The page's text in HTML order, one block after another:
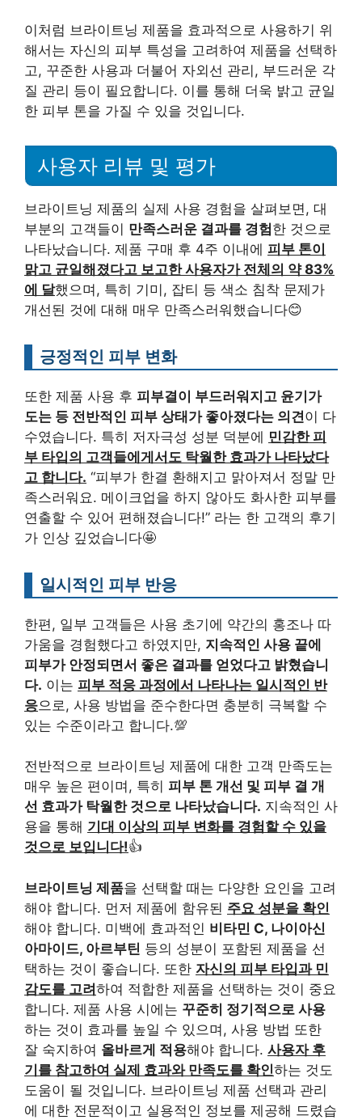
이처럼 브라이트닝 제품을 효과적으로 사용하기 위
해서는 자신의 피부 특성을 고려하여 제품을 선택하
고, 꾸준한 사용과 더불어 자외선 관리, 부드러운 각
질 관리 등이 필요합니다. 이를 통해 더욱 밝고 균일
한 피부 톤을 가질 수 있을 것입니다.
사용자 리뷰 및 평가
브라이트닝 제품의 실제 사용 경험을 살펴보면, 대
부분의 고객들이 만족스러운 결과를 경험한 것으로
나타났습니다. 제품 구매 후 4주 이내에 피부 톤이
맑고 균일해졌다고 보고한 사용자가 전체의 약 83%
에 달했으며, 특히 기미, 잡티 등 색소 침착 문제가
개선된 것에 대해 매우 만족스러워했습니다😊
긍정적인 피부 변화
또한 제품 사용 후 피부결이 부드러워지고 윤기가
도는 등 전반적인 피부 상태가 좋아졌다는 의견이 다
수였습니다. 특히 저자극성 성분 덕분에 민감한 피
부 타입의 고객들에게서도 탁월한 효과가 나타났다
고 합니다. “피부가 한결 환해지고 맑아져서 정말 만
족스러워요. 메이크업을 하지 않아도 화사한 피부를
연출할 수 있어 편해졌습니다!” 라는 한 고객의 후기
가 인상 깊었습니다🤩
일시적인 피부 반응
한편, 일부 고객들은 사용 초기에 약간의 홍조나 따
가움을 경험했다고 하였지만, 지속적인 사용 끝에
피부가 안정되면서 좋은 결과를 얻었다고 밝혔습니
다. 이는 피부 적응 과정에서 나타나는 일시적인 반
응으로, 사용 방법을 준수한다면 충분히 극복할 수
있는 수준이라고 합니다.💯
전반적으로 브라이트닝 제품에 대한 고객 만족도는
매우 높은 편이며, 특히 피부 톤 개선 및 피부 결 개
선 효과가 탁월한 것으로 나타났습니다. 지속적인 사
용을 통해 기대 이상의 피부 변화를 경험할 수 있을
것으로 보입니다!👍
브라이트닝 제품을 선택할 때는 다양한 요인을 고려
해야 합니다. 먼저 제품에 함유된 주요 성분을 확인
해야 합니다. 미백에 효과적인 비타민 C, 나이아신
아마이드, 아르부틴 등의 성분이 포함된 제품을 선
택하는 것이 좋습니다. 또한 자신의 피부 타입과 민
감도를 고려하여 적합한 제품을 선택하는 것이 중요
합니다. 제품 사용 시에는 꾸준히 정기적으로 사용
하는 것이 효과를 높일 수 있으며, 사용 방법 또한
잘 숙지하여 올바르게 적용해야 합니다. 사용자 후
기를 참고하여 실제 효과와 만족도를 확인하는 것도
도움이 될 것입니다. 브라이트닝 제품 선택과 관리
에 대한 전문적이고 실용적인 정보를 제공해 드렸습